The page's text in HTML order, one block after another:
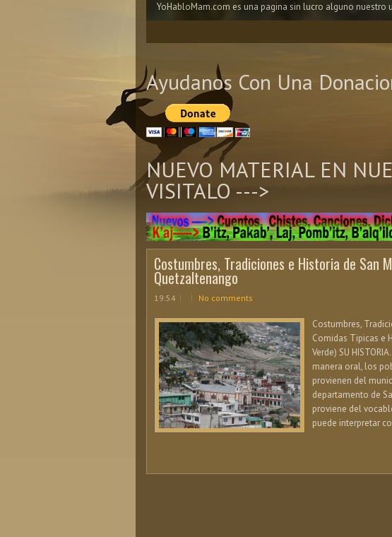
YoHabloMam.com es una pagina sin lucro alguno
Ayudanos Con Una
NUEVO MATERIAL EN
VISITALO --->
Costumbres, Tradiciones e Historia de San
Quetzaltenango
19:54 No comments
Costumbres,
Comidas Tipicas e
Verde) SU
manera oral, los
provienen del
departamento de
proviene del
puede interpretar